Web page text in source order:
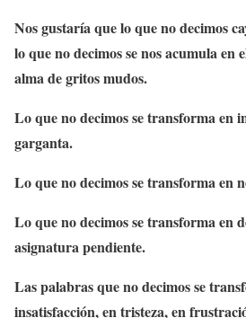
Nos gustaría que lo que no decimos
lo que no decimos se nos acumula en
alma de gritos mudos.
Lo que no decimos se transforma en
garganta.
Lo que no decimos se transforma en
Lo que no decimos se transforma en
asignatura pendiente.
Las palabras que no decimos se
insatisfacción, en tristeza, en